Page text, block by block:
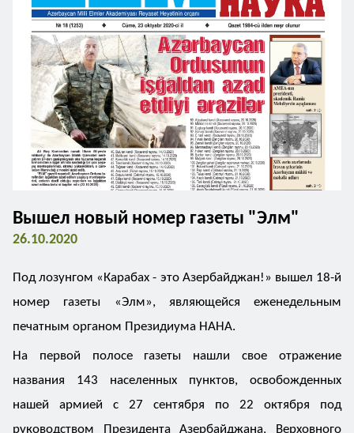
Вышел новый номер газеты "Элм"
26.10.2020
Под лозунгом «Карабах - это Азербайджан!» вышел 18-й
номер газеты «Элм», являющейся еженедельным
печатным органом Президиума НАНА.
На первой полосе газеты нашли свое отражение
названия 143 населенных пунктов, освобожденных
нашей армией с 27 сентября по 22 октября под
руководством Президента Азербайджана, Верховного